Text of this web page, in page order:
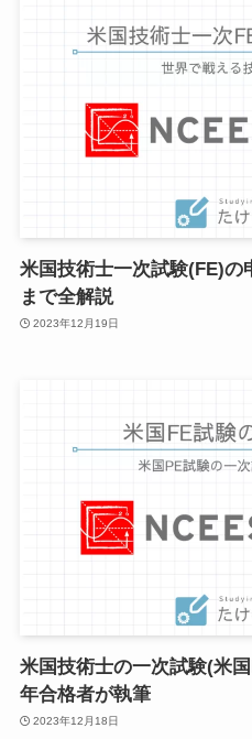
米国技術士一次試験(FE)の
まで全解説
2023年12月19日
米国技術士の一次試験(米
年合格者が執筆
2023年12月18日